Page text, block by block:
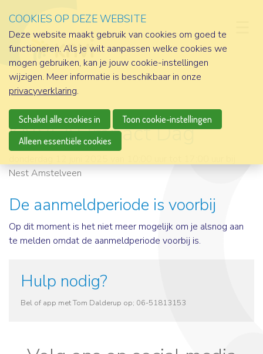
KNVI AI Impact Dag
Nest Amstelveen
De aanmeldperiode is voorbij
Op dit moment is het niet meer mogelijk om je alsnog aan
te melden omdat de aanmeldperiode voorbij is.
Hulp nodig?
Bel of app met Tom Dalderup op; 06-51813153
COOKIES OP DEZE WEBSITE
Deze website maakt gebruik van cookies om goed te
functioneren. Als je wilt aanpassen welke cookies we
mogen gebruiken, kan je jouw cookie-instellingen
wijzigen. Meer informatie is beschikbaar in onze
privacyverklaring.
Schakel alle cookies in
Toon cookie-instellingen
Alleen essentiële cookies